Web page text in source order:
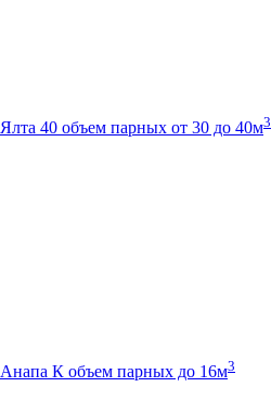
Ялта 40 объем парных от 30 до 40м3
Анапа К объем парных до 16м3